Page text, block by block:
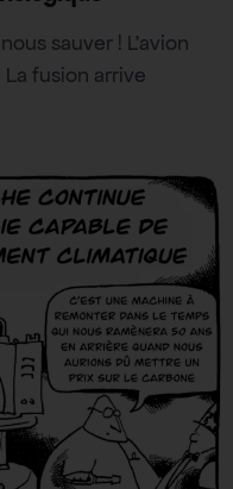
sauver ! L’avion
fusion arrive